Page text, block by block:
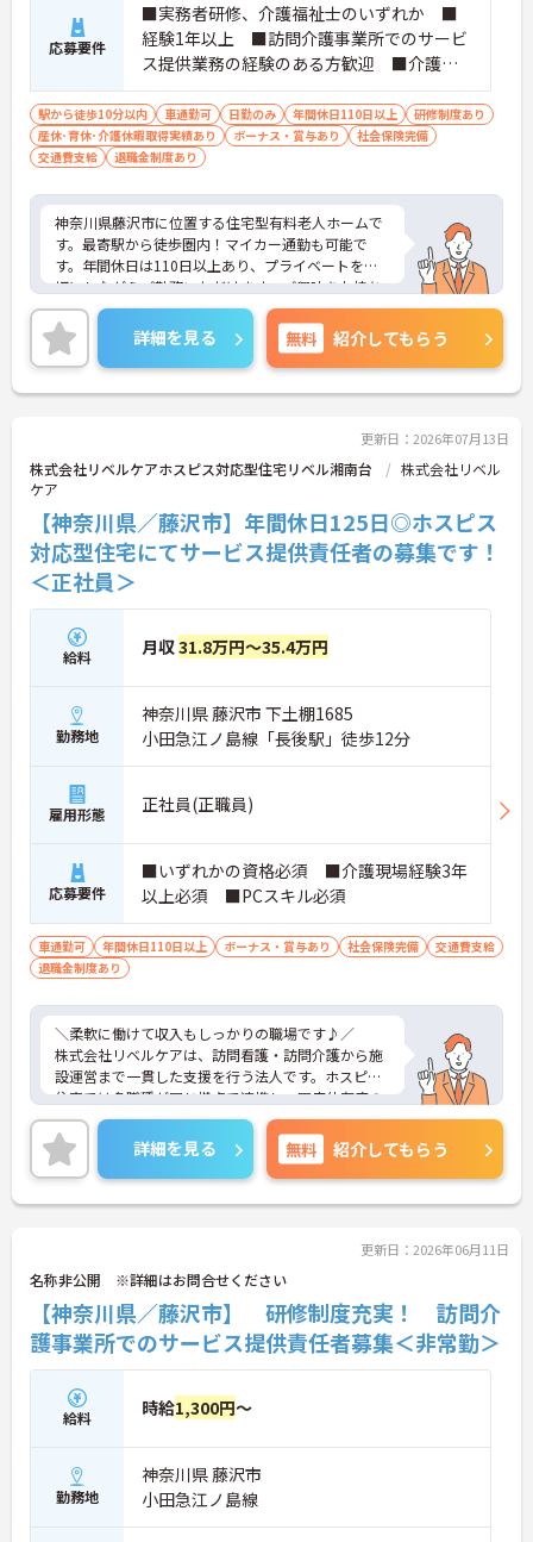
応募要件
■実務者研修、介護福祉士のいずれか ■
経験1年以上 ■訪問介護事業所でのサービ
ス提供業務の経験のある方歓迎 ■介護施
設で管理者の経験をお持ちの方歓迎
駅から徒歩10分以内 車通勤可 日勤のみ 年間休日110日以上
研修制度あり
産休･育休･介護休暇取得実績あり
ボーナス・賞与あり
社会保険完備
交通費支給
退職金制度あり
神奈川県藤沢市に位置する住宅型有料老人ホームで
す。最寄駅から徒歩圏内！マイカー通勤も可能で
す。年間休日は110日以上あり、プライベートを大
切にしながらご勤務いただけます。ご興味をお持ち
の方はお気軽にお問い合わせください。
詳細を見る 無料 紹介してもらう
更新日：2026年07月13日
株式会社リベルケアホスピス対応型住宅リベル湘南台
株式会社リベル
ケア
【神奈川県／藤沢市】年間休日125日◎ホスピス
対応型住宅にてサービス提供責任者の募集です！
＜正社員＞
給料 月収31.8万円～35.4万円
勤務地
神奈川県 藤沢市 下土棚1685
小田急江ノ島線「長後駅」徒歩12分
雇用形態 正社員(正職員)
応募要件
■いずれかの資格必須 ■介護現場経験3年
以上必須 ■PCスキル必須
車通勤可 年間休日110日以上 ボーナス・賞与あり 社会保険完備
交通費支給
退職金制度あり
＼柔軟に働けて収入もしっかりの職場です♪／
株式会社リベルケアは、訪問看護・訪問介護から施
設運営まで一貫した支援を行う法人です。ホスピス
住宅では多職種が同じ拠点で連携し、医療依存度の
高い方にも対応できる環境が整っています。実務だ
けでなく調整業務にも関われるため、視野を広げな
がら成長しやすい職場です。「無理なく働ける」勤
務体制と待遇面のバランスも魅力で、安心して長く
働きたい方にぴったりの環境となっています。
■ 「しっかり休める」働き方
プライベートも大切にしたい方に嬉しい環境です。
・年間休日「125日」とお休み多め
・時間外労働は原則なしでメリハリ勤務
・4週8休以上のシフト制で安定したリズム
→ 無理なく続けやすい働き方が根付いています
頑張りがしっかり還元される仕組みです。
・月給「31万円以上」と好スタート
・賞与年2回（計3.5ヶ月分実績）
詳細を見る 無料 紹介してもらう
更新日：2026年06月11日
名称非公開 ※詳細はお問合せください
【神奈川県／藤沢市】 研修制度充実！ 訪問介
護事業所でのサービス提供責任者募集＜非常勤＞
給料 時給1,300円～
勤務地
神奈川県 藤沢市
小田急江ノ島線